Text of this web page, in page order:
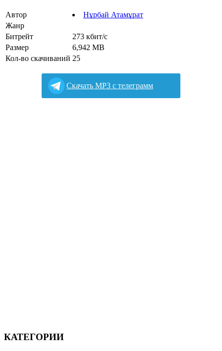
Автор
Нұрбай Атамұрат
Жанр
Битрейт
273 кбит/с
Размер
6,942 MB
Кол-во скачиваний 25
Cкачать MP3 с телеграмм
КАТЕГОРИИ